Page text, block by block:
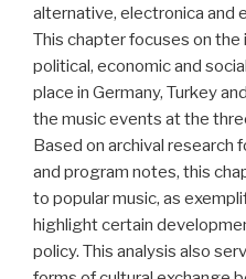
alternative, electronica and
This chapter focuses on
political, economic and
place in Germany, Turkey
the music events at the
Based on archival research
and program notes, this
to popular music, as
highlight certain
policy. This analysis also